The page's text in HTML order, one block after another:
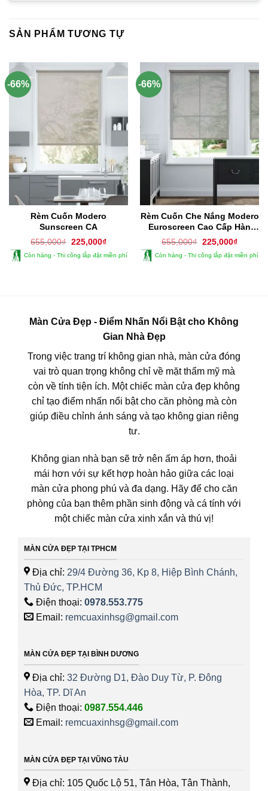
SẢN PHẨM TƯƠNG TỰ
-66%
Rèm Cuốn Modero
Sunscreen CA
655,000₫ Giá
là:
225,000₫Giá
tại
Còn hàng - Thi công lắp đặt miền phí
-66%
Rèm Cuốn Che Nắng Modero
Euroscreen Cao Cấp Hàn
Quốc
655,000₫ Giá
là:
225,000₫Giá
tại
Còn hàng - Thi công lắp đặt miền phí
Màn Cửa Đẹp - Điểm Nhấn Nổi Bật cho Không
Gian Nhà Đẹp
Trong việc trang trí không gian nhà, màn cửa đóng
vai trò quan trọng không chỉ về mặt thẩm mỹ mà
còn về tính tiện ích. Một chiếc màn cửa đẹp không
chỉ tạo điểm nhấn nổi bật cho căn phòng mà còn
giúp điều chỉnh ánh sáng và tạo không gian riêng
tư.
Không gian nhà bạn sẽ trở nên ấm áp hơn, thoải
mái hơn với sự kết hợp hoàn hảo giữa các loại
màn cửa phong phú và đa dạng. Hãy để cho căn
phòng của bạn thêm phần sinh động và cá tính với
một chiếc màn cửa xinh xắn và thú vị!
MÀN CỬA ĐẸP TẠI TPHCM
Địa chỉ: 29/4 Đường 36, Kp 8, Hiệp Bình Chánh,
Thủ Đức, TP.HCM
Điện thoại: 0978.553.775
Email: remcuaxinhsg@gmail.com
MÀN CỬA ĐẸP TẠI BÌNH DƯƠNG
Địa chỉ: 32 Đường D1, Đào Duy Từ, P. Đông
Hòa, TP. Dĩ An
Điện thoại: 0987.554.446
Email: remcuaxinhsg@gmail.com
MÀN CỬA ĐẸP TẠI VŨNG TÀU
Địa chỉ: 105 Quốc Lộ 51, Tân Hòa, Tân Thành,